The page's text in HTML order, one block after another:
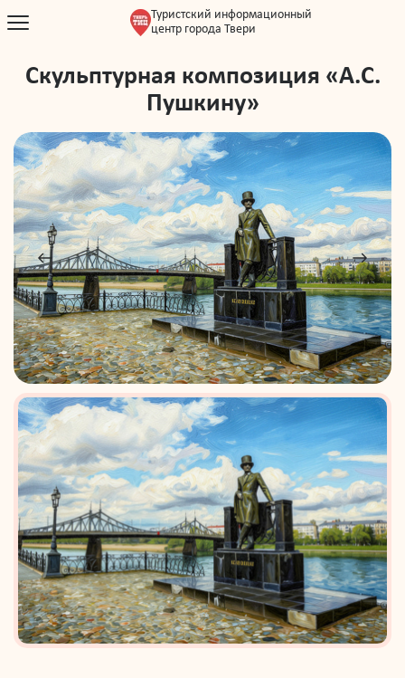
Туристский информационный
центр города Твери
​​​​​​​Скульптурная композиция «А.С.
Пушкину»